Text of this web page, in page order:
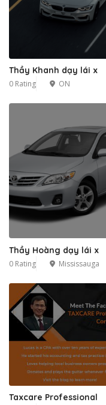
Thầy Khanh dạy lái x
0 Rating ON
Thầy Hoàng dạy lái x
0 Rating Mississauga
Taxcare Professional